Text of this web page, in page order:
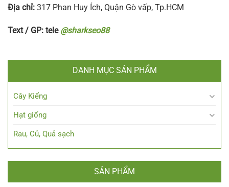
Địa chỉ: 317 Phan Huy Ích, Quận Gò vấp, Tp.HCM
Text / GP: tele @sharkseo88
DANH MỤC SẢN PHẨM
Cây Kiểng
Hạt giống
Rau, Củ, Quả sạch
SẢN PHẨM